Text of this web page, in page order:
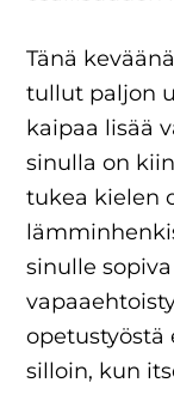
Tänä
tullut paljon
kaipaa lisää
sinulla on
tukea kielen
sinulle
opetustyöstä
silloin, kun